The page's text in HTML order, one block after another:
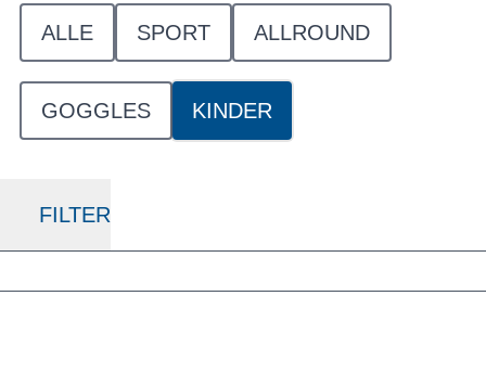
ALLE SPORT ALLROUND
GOGGLES KINDER
FILTER